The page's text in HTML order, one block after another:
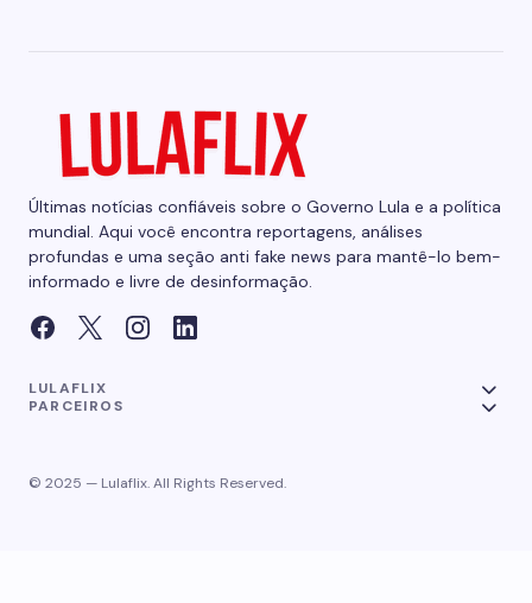
Últimas notícias confiáveis sobre o Governo Lula e a política
mundial. Aqui você encontra reportagens, análises
profundas e uma seção anti fake news para mantê-lo bem-
informado e livre de desinformação.
LULAFLIX
PARCEIROS
© 2025 — Lulaflix. All Rights Reserved.